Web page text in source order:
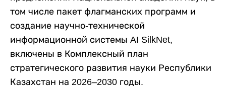
том числе пакет флагманских программ и
создание научно-технической
информационной системы AI SilkNet,
включены в Комплексный план
стратегического развития науки Республики
Казахстан на 2026–2030 годы.